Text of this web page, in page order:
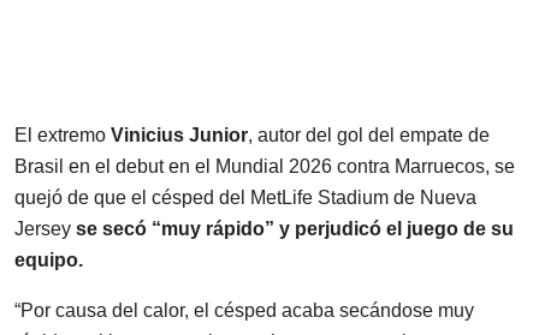
El extremo Vinicius Junior, autor del gol del empate de
Brasil en el debut en el Mundial 2026 contra Marruecos, se
quejó de que el césped del MetLife Stadium de Nueva
Jersey se secó “muy rápido” y perjudicó el juego de su
equipo.
“Por causa del calor, el césped acaba secándose muy